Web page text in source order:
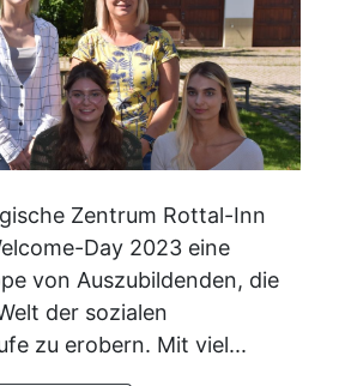
Zentrum Rottal-Inn
Day 2023 eine
von Auszubildenden, die
der sozialen
zu erobern. Mit viel...